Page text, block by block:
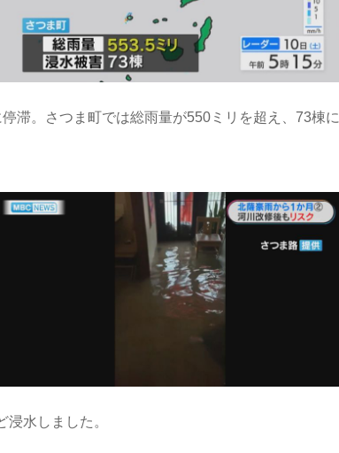
滞。さつま町では総雨量が550ミリを超え、73棟に
水しました。